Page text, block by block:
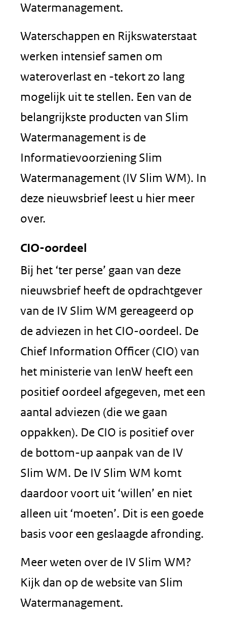
Watermanagement.
Waterschappen en Rijkswaterstaat
werken intensief samen om
wateroverlast en -tekort zo lang
mogelijk uit te stellen. Een van de
belangrijkste producten van Slim
Watermanagement is de
Informatievoorziening Slim
Watermanagement (IV Slim WM). In
deze nieuwsbrief leest u hier meer
over.
CIO-oordeel
Bij het ‘ter perse’ gaan van deze
nieuwsbrief heeft de opdrachtgever
van de IV Slim WM gereageerd op
de adviezen in het CIO-oordeel. De
Chief Information Officer (CIO) van
het ministerie van IenW heeft een
positief oordeel afgegeven, met een
aantal adviezen (die we gaan
oppakken). De CIO is positief over
de bottom-up aanpak van de IV
Slim WM. De IV Slim WM komt
daardoor voort uit ‘willen’ en niet
alleen uit ‘moeten’. Dit is een goede
basis voor een geslaagde afronding.
Meer weten over de IV Slim WM?
Kijk dan op de website van Slim
Watermanagement.